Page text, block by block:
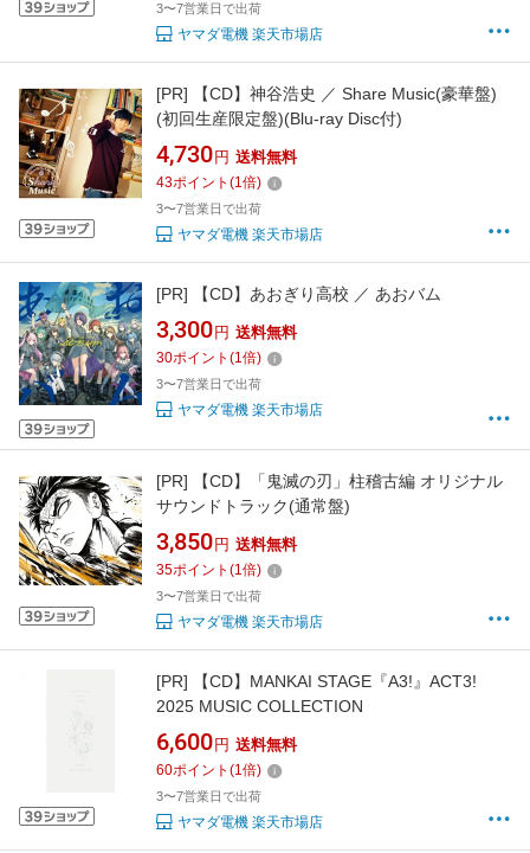
3〜7営業日で出荷
ヤマダ電機 楽天市場店
[PR]
【CD】神谷浩史 ／ Share Music(豪華盤)
(初回生産限定盤)(Blu-ray Disc付)
4,730 円 送料無料
43ポイント (1倍)
3〜7営業日で出荷
ヤマダ電機 楽天市場店
[PR] 【CD】あおぎり高校 ／ あおバム
3,300 円 送料無料
30ポイント (1倍)
3〜7営業日で出荷
ヤマダ電機 楽天市場店
[PR]
【CD】「鬼滅の刃」柱稽古編 オリジナル
サウンドトラック(通常盤)
3,850 円 送料無料
35ポイント (1倍)
3〜7営業日で出荷
ヤマダ電機 楽天市場店
[PR]
【CD】MANKAI STAGE『A3!』ACT3!
2025 MUSIC COLLECTION
6,600 円 送料無料
60ポイント (1倍)
3〜7営業日で出荷
ヤマダ電機 楽天市場店